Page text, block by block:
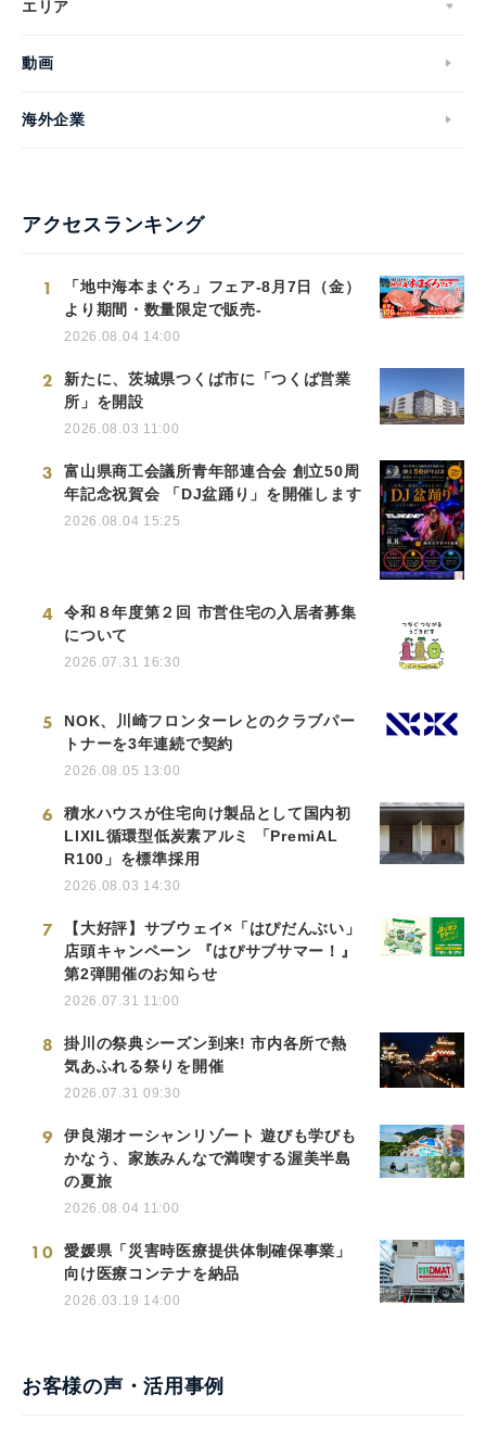
エリア
動画
海外企業
アクセスランキング
1
「地中海本まぐろ」フェア-8月7日（金）
より期間・数量限定で販売-
2026.08.04 14:00
2
新たに、茨城県つくば市に「つくば営業
所」を開設
2026.08.03 11:00
3
富山県商工会議所青年部連合会 創立50周
年記念祝賀会 「DJ盆踊り」を開催します
2026.08.04 15:25
4
令和８年度第２回 市営住宅の入居者募集
について
2026.07.31 16:30
5
NOK、川崎フロンターレとのクラブパー
トナーを3年連続で契約
2026.08.05 13:00
6
積水ハウスが住宅向け製品として国内初
LIXIL循環型低炭素アルミ 「PremiAL
R100」を標準採用
2026.08.03 14:30
7
【大好評】サブウェイ×「はぴだんぶい」
店頭キャンペーン 『はぴサブサマー！』
第2弾開催のお知らせ
2026.07.31 11:00
8
掛川の祭典シーズン到来! 市内各所で熱
気あふれる祭りを開催
2026.07.31 09:30
9
伊良湖オーシャンリゾート 遊びも学びも
かなう、家族みんなで満喫する渥美半島
の夏旅
2026.08.04 11:00
10
愛媛県「災害時医療提供体制確保事業」
向け医療コンテナを納品
2026.03.19 14:00
お客様の声・活用事例